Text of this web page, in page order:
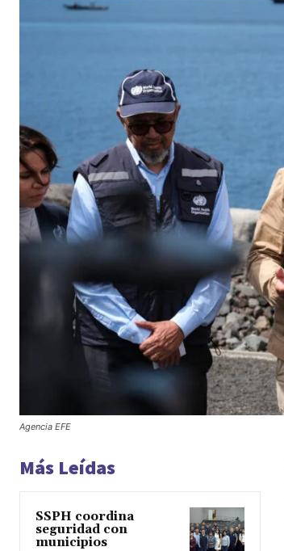
Agencia EFE
Más Leídas
SSPH coordina
seguridad con
municipios